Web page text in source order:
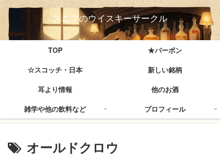
スニフのウイスキーサークル
TOP
★バーボン
☆スコッチ・日本
新しい銘柄
耳より情報
他のお酒
雑学や他の飲料など
プロフィール
オールドクロウ